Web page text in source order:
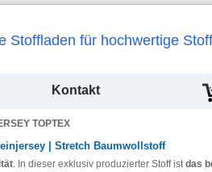
für hochwertige
Kontakt
TOPTEX
| Stretch Baumwollstoff
. In dieser exklusiv produzierter Stoff ist das